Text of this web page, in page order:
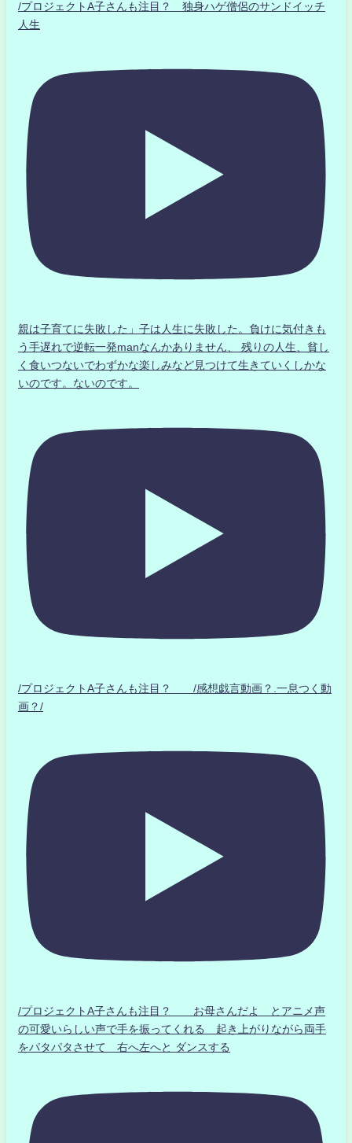
/プロジェクトA子さんも注目？ 独身ハゲ僧侶のサンドイッチ
人生
親は子育てに失敗した」子は人生に失敗した。負けに気付きも
う手遅れで逆転一発manなんかありません、 残りの人生、貧し
く食いつないでわずかな楽しみなど見つけて生きていくしかな
いのです。ないのです。
/プロジェクトA子さんも注目？ /感想戯言動画？.一息つく動
画？/
/プロジェクトA子さんも注目？ お母さんだよ とアニメ声
の可愛いらしい声で手を振ってくれる 起き上がりながら両手
をパタパタさせて 右へ左へと ダンスする